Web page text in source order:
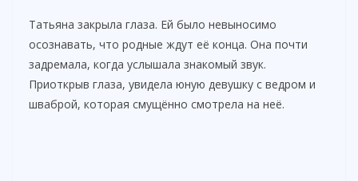
Татьяна закрыла глаза. Ей было невыносимо
осознавать, что родные ждут её конца. Она почти
задремала, когда услышала знакомый звук.
Приоткрыв глаза, увидела юную девушку с ведром и
шваброй, которая смущённо смотрела на неё.